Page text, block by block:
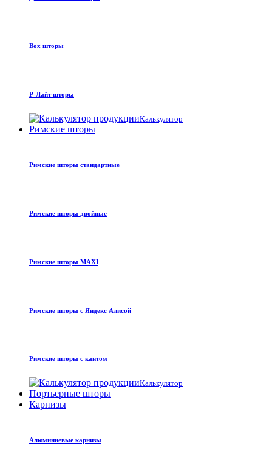
Box шторы
Р-Лайт шторы
Калькулятор
Римские шторы
Римские шторы стандартные
Римские шторы двойные
Римские шторы MAXI
Римские шторы с Яндекс Алисой
Римские шторы с кантом
Калькулятор
Портьерные шторы
Карнизы
Алюминиевые карнизы